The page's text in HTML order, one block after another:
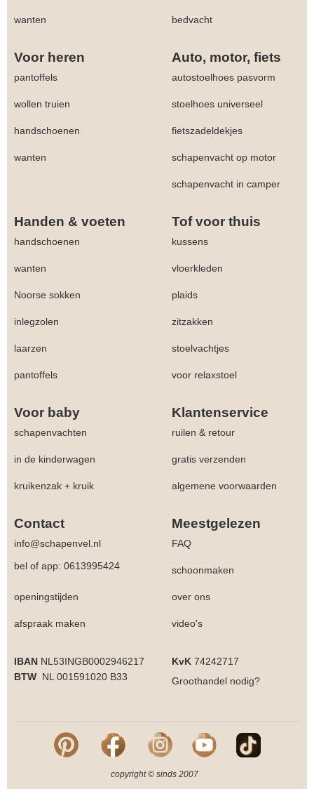
wanten bedvacht
Voor heren Auto, motor, fiets
pantoffels autostoelhoes pasvorm
wollen truien stoelhoes universeel
handschoenen fietszadeldekjes
wanten schapenvacht op motor
schapenvacht in camper
Handen & voeten Tof voor thuis
handschoenen kussens
wanten vloerkleden
Noorse sokken plaids
inlegzolen zitzakken
laarzen stoelvachtjes
pantoffels voor relaxstoel
Voor baby Klantenservice
schapenvachten ruilen & retour
in de kinderwagen gratis verzenden
kruikenzak + kruik algemene voorwaarden
Contact Meestgelezen
info@schapenvel.nl
FAQ
bel of app: 0613995424
schoonmaken
openingstijden over ons
afspraak maken video's
IBAN NL53INGB0002946217 KvK 74242717
BTW NL 001591020 B33 Groothandel nodig?
copyright © sinds 2007